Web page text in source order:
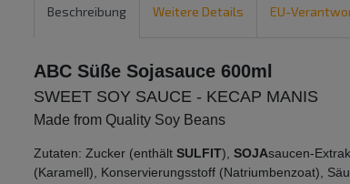
Beschreibung Weitere Details EU-
ABC Süße Sojasauce 600ml
SWEET SOY SAUCE - KECAP MANIS
Made from Quality Soy Beans
Zutaten: Zucker (enthält SULFIT), SOJAsaucen-
(Karamell), Konservierungsstoff (Natriumbenzoat),